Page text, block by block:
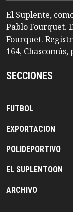
El Suplente,
Pablo Fourquet.
Fourquet.
164,
SECCIONES
FUTBOL
EXPORTACION
POLIDEPORTIVO
EL SUPLENTOON
ARCHIVO